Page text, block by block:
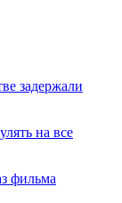
задержали
на все
фильма